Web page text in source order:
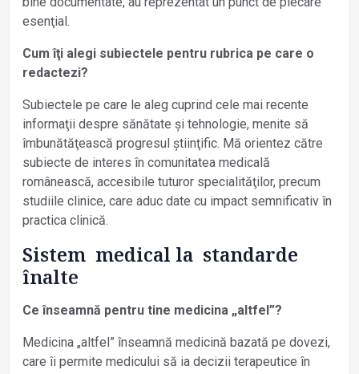
esenţial.
Cum îţi alegi subiectele pentru rubrica pe care o
redactezi?
Subiectele pe care le aleg cuprind cele mai recente
informaţii despre sănătate și tehnologie, menite să
îmbunătăţească progresul știinţific. Mă orientez către
subiecte de interes în comunitatea medicală
românească, accesibile tuturor specialităţilor, precum
studiile clinice, care aduc date cu impact semnificativ în
practica clinică.
Sistem medical la standarde
înalte
Ce înseamnă pentru tine medicina „altfel”?
Medicina „altfel” înseamnă medicină bazată pe dovezi,
care îi permite medicului să ia decizii terapeutice în